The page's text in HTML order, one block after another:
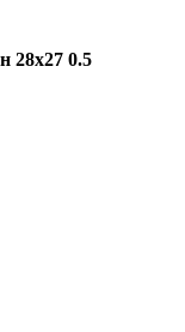
28х27 0.5